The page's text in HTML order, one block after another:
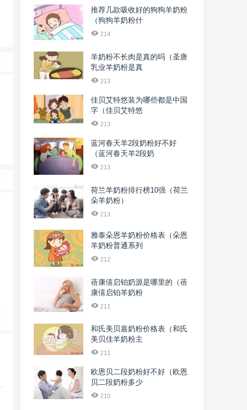
推荐几款吸收好的狗狗羊奶粉
（狗狗羊奶粉什
214
羊奶粉不长肉是真的吗（圣唐
乳业羊奶粉是真
213
佳贝艾特悠装为哪些都是中国
字（佳贝艾特悠
213
蓝河春天羊2段奶粉好不好
（蓝河春天羊2段奶
213
荷兰羊奶粉排行榜10强（荷兰
朵羊奶粉）
213
雅泰朵恩羊奶粉价格表（朵恩
羊奶粉普通系列
212
蓓康僖启铂奶源是哪里的（蓓
康僖启铂羊奶粉
211
和氏美贝嘉奶粉价格表（和氏
美贝佳羊奶粉主
211
欧恩贝二段奶粉好不好（欧恩
贝二段奶粉多少
210